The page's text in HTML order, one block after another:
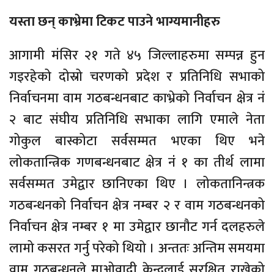
यस्ता छन् काभ्रेमा टिकट पाउने भाग्यमानीहरु
आगामी मंसिर २१ गते ४५ जिल्लाहरुमा सम्पन्न हुन
गइरहेको दोस्रो चरणको प्रदेश र प्रतिनिधि सभाको
निर्वाचनमा वाम गठबन्धनबाट काभ्रेको निर्वाचन क्षेत्र नं
२ बाट संघीय प्रतिनिधि सभाका लागि एमाले नेता
गोकुल बास्कोटा सर्वसम्मत भएका थिए भने
लोकतान्त्रिक गणबन्धनबाट क्षेत्र नंं १ का तीर्थ लामा
सर्वसम्मत उमेद्वार छानिएका थिए । लोकतानिन्त्रक
गठबन्धनको निर्वाचन क्षेत्र नम्बर २ र वाम गठबन्धनको
निर्वाचन क्षेत्र नम्बर १ मा उमेद्वार छानौट गर्न दलहरुले
लामो कसरत गर्नु परेको थियो । अन्ततः अन्तिम समयमा